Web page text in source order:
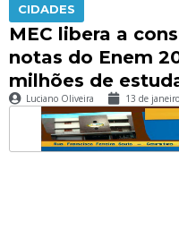
CIDADES
MEC libera a
notas do Enem
milhões de
Luciano Oliveira 13 de